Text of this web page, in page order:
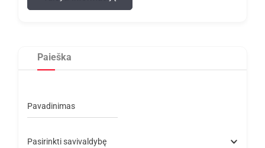
Paieška
Pavadinimas
Pasirinkti savivaldybę